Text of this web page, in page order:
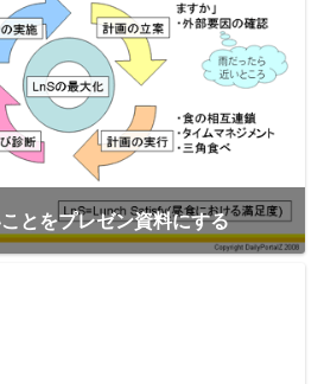
とをプレゼン資料にする